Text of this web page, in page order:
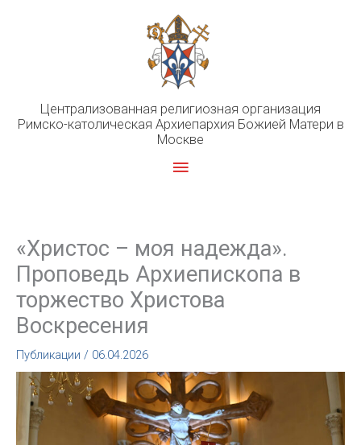
Централизованная религиозная организация
Римско-католическая Архиепархия Божией Матери в
Москве
Главное
«Христос – моя надежда».
Проповедь Архиепископа в
торжество Христова
Воскресения
Публикации / 06.04.2026